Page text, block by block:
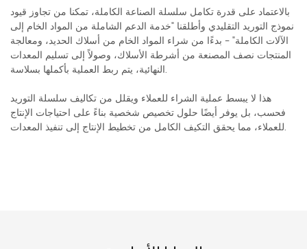
بالاعتماد على قدرة تكامل سلسلة الصناعة الكاملة، تمكنا من تجاوز قيود
نموذج التوريد التقليدي وأطلقنا "خدمة الدعم الشاملة من المواد الخام إلى
الآلات الكاملة" - بدءًا من شراء المواد الخام من أسلاك الحديد، ومعالجة
المنتجات نصف المصنعة من أشرطة الأسلاك، وصولاً إلى تسليم المعدات
النهائية، يتم ربط العملية بأكملها بسلاسة.
هذا لا يبسط عملية الشراء للعملاء ويقلل من تكاليف سلسلة التوريد
فحسب، بل يوفر أيضًا حلول تخصيص شخصية بناءً على احتياجات الإنتاج
للعملاء، مما يحقق التكيف الكامل من تخطيط الإنتاج إلى تنفيذ المعدات.